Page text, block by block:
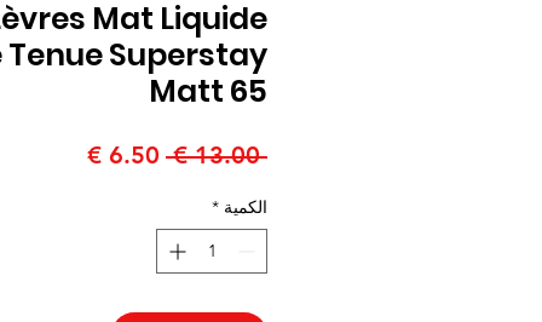
Mat Liquide
Tenue Superstay
Matt 65
‏13.00 €
سعر
سعر
الكمية *